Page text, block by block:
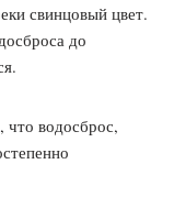
свинцовый цвет.
до
что водосброс,